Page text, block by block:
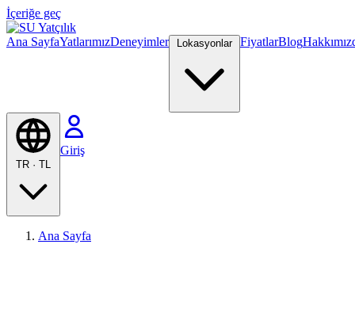
İçeriğe geç
Ana SayfaYatlarımızDeneyimler Lokasyonlar FiyatlarBlog
TR · TL
Giriş
Ana Sayfa